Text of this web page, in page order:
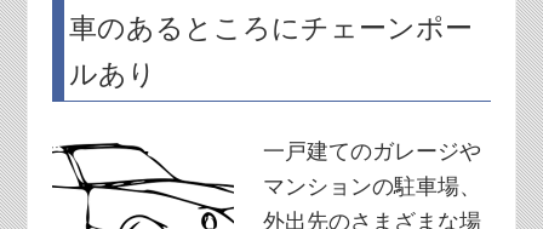
車のあるところにチェーンポー
ルあり
一戸建てのガレージや
マンションの駐車場、
外出先のさまざまな場